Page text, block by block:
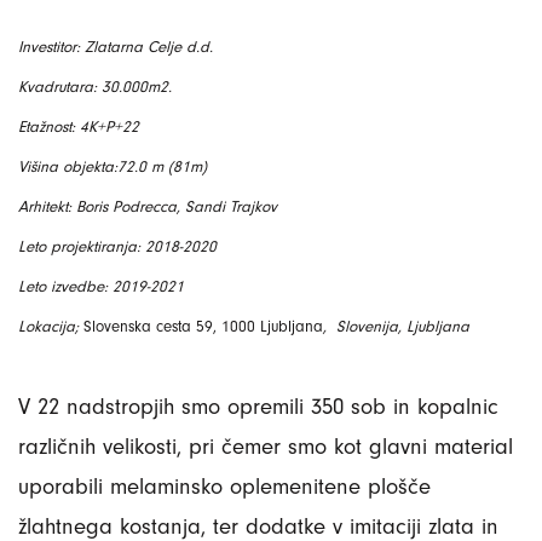
Investitor: Zlatarna Celje d.d.
Kvadrutara: 30.000m2.
Etažnost: 4K+P+22
Višina objekta:72.0 m (81m)
Arhitekt: Boris Podrecca, Sandi Trajkov
Leto projektiranja: 2018-2020
Leto izvedbe: 2019-2021
Lokacija; Slovenska cesta 59, 1000 Ljubljana, Slovenija, Ljubljana
V 22 nadstropjih smo opremili 350 sob in kopalnic
različnih velikosti, pri čemer smo kot glavni material
uporabili melaminsko oplemenitene plošče
žlahtnega kostanja, ter dodatke v imitaciji zlata in